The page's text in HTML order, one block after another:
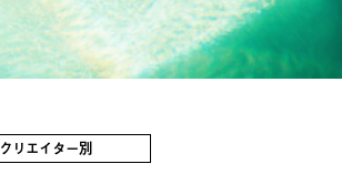
クリエイター別